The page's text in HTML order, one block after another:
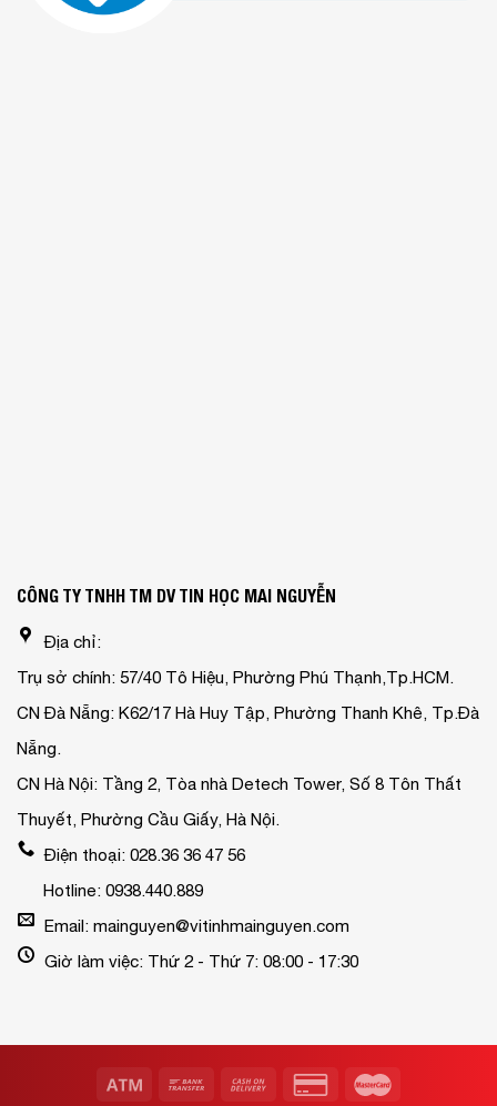
CÔNG TY TNHH TM DV TIN HỌC MAI NGUYỄN
Địa chỉ:
Trụ sở chính: 57/40 Tô Hiệu, Phường Phú Thạnh,Tp.HCM.
CN Đà Nẵng: K62/17 Hà Huy Tập, Phường Thanh Khê, Tp.Đà
Nẵng.
CN Hà Nội: Tầng 2, Tòa nhà Detech Tower, Số 8 Tôn Thất
Thuyết, Phường Cầu Giấy, Hà Nội.
Điện thoại: 028.36 36 47 56
Hotline: 0938.440.889
Email: mainguyen@vitinhmainguyen.com
Giờ làm việc: Thứ 2 - Thứ 7: 08:00 - 17:30